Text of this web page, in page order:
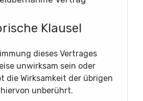
Klausel
dieses Vertrages
unwirksam sein oder
die Wirksamkeit der übrigen
unberührt.